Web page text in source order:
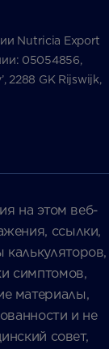
Nutricia Export
05054856,
2288 GK Rijswijk,
на этом веб-
ссылки,
калькуляторов,
симптомов,
материалы,
и не
совет,